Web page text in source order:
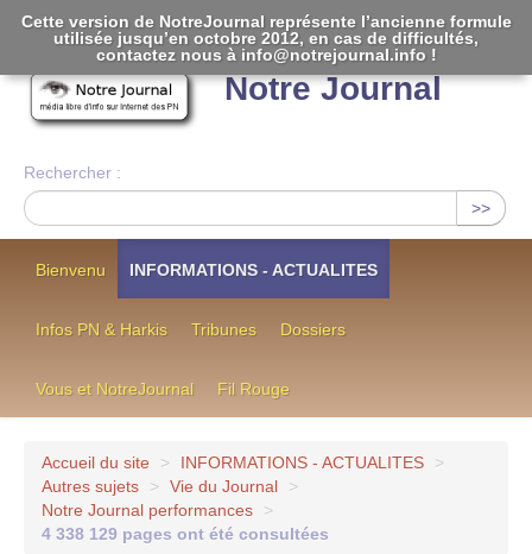
Notre Journal
Rechercher :
>>
Bienvenu INFORMATIONS - ACTUALITES
Infos PN & Harkis Tribunes Dossiers
Vous et NotreJournal Fil Rouge
Accueil du site > INFORMATIONS - ACTUALITES
>
Autres sujets
> Vie du Journal
>
Notre Journal performances
>
4 338 129 pages ont été consultées
Cette version de NotreJournal représente l’ancienne formule
utilisée jusqu’en octobre 2012, en cas de difficultés,
contactez nous à info@notrejournal.info !